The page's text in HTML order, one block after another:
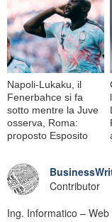
Napoli-Lukaku, il
Fenerbahce si fa
sotto mentre la Juve
osserva, Roma:
proposto Esposito
Contributor
Ing. Informatico –